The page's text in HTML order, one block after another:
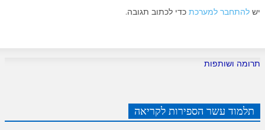
יש להתחבר למערכת כדי לכתוב תגובה.
תרומה ושותפות
תלמוד עשר הספירות לקריאה